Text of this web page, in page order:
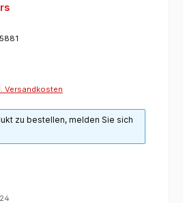
Versandkosten
zu bestellen, melden Sie sich